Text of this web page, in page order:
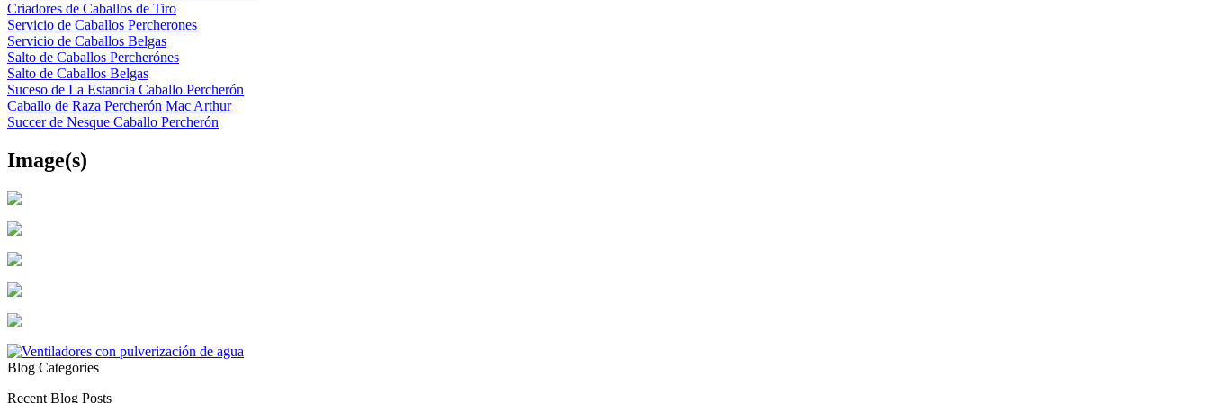
Criadores de Caballos de Tiro
Servicio de Caballos Percherones
Servicio de Caballos Belgas
Salto de Caballos Percherónes
Salto de Caballos Belgas
Suceso de La Estancia Caballo Percherón
Caballo de Raza Percherón Mac Arthur
Succer de Nesque Caballo Percherón
Image(s)
Blog Categories
Recent Blog Posts